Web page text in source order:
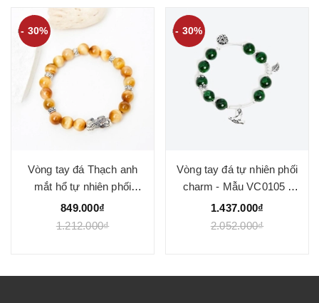
- 30%
Vòng tay đá Thạch anh
mắt hổ tự nhiên phối
charm - Mẫu VC1025 -
Ngọc Quý
849.000₫
1.212.000₫
- 30%
Vòng tay đá tự nhiên phối
charm - Mẫu VC0105 -
Ngọc Quý
1.437.000₫
2.052.000₫